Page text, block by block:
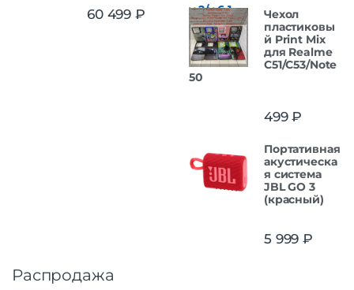
60 499 ₽
Чехол
пластиковы
й Print Mix
для Realme
C51/C53/Note
50
499₽
Портативная
акустическа
я система
JBL GO 3
(красный)
5 999 ₽
Распродажа